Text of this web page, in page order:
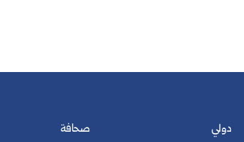
دولي
صحافة